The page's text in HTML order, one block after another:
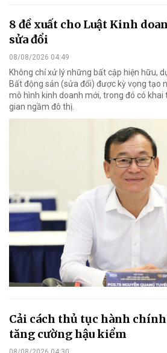
8 đề xuất cho Luật Kinh
sửa đổi
08/08/2026 04:49
Không chỉ xử lý những bất cập hiện hữu,
Bất động sản (sửa đổi) được kỳ vọng tạo
mô hình kinh doanh mới, trong đó có khai
gian ngầm đô thị.
Cải cách thủ tục hành
tăng cường hậu kiểm